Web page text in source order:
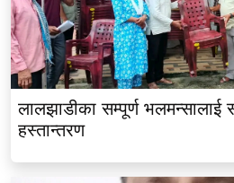
लालझाडीका सम्पूर्ण भलमन्सालाई
हस्तान्तरण